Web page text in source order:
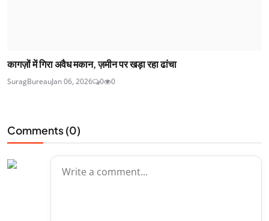
कागज़ों में गिरा अवैध मकान, ज़मीन पर खड़ा रहा ढांचा
SuragBureauJan 06, 2026 0 0
Comments (0)